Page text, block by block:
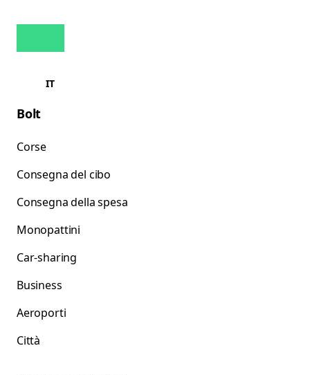
IT
Bolt
Corse
Consegna del cibo
Consegna della spesa
Monopattini
Car-sharing
Business
Aeroporti
Città